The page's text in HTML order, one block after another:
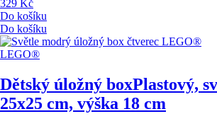
329 Kč
Do košíku
Do košíku
LEGO®
Dětský úložný boxPlastový,
25x25 cm, výška 18 cm